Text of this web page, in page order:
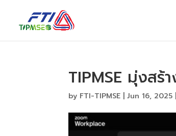
TIPMSE มุ่งสร้
by FTI-TIPMSE |Jun 16, 2025